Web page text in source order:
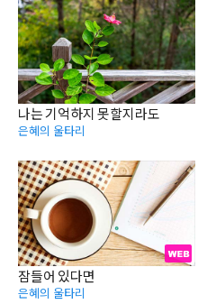
나는 기억하지 못할지라도
은혜의 울타리
잠들어 있다면
은혜의 울타리